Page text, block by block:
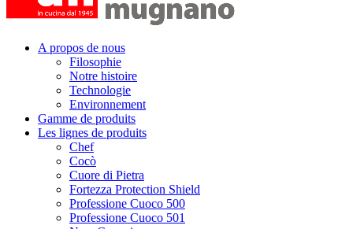
A propos de nous
Filosophie
Notre histoire
Technologie
Environnement
Gamme de produits
Les lignes de produits
Chef
Cocò
Cuore di Pietra
Fortezza Protection Shield
Professione Cuoco 500
Professione Cuoco 501